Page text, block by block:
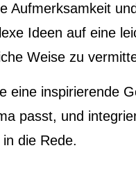
Aufmerksamkeit
Ideen auf eine
Weise zu
eine inspirierende
passt, und
die Rede.